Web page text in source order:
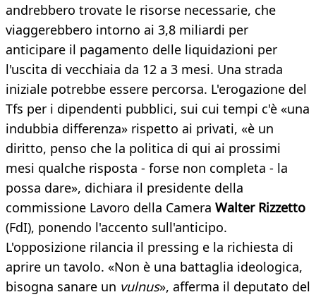
andrebbero trovate le risorse necessarie, che
viaggerebbero intorno ai 3,8 miliardi per
anticipare il pagamento delle liquidazioni per
l'uscita di vecchiaia da 12 a 3 mesi. Una strada
iniziale potrebbe essere percorsa. L'erogazione del
Tfs per i dipendenti pubblici, sui cui tempi c'è «una
indubbia differenza» rispetto ai privati, «è un
diritto, penso che la politica di qui ai prossimi
mesi qualche risposta - forse non completa - la
possa dare», dichiara il presidente della
commissione Lavoro della Camera Walter Rizzetto
(FdI), ponendo l'accento sull'anticipo.
L'opposizione rilancia il pressing e la richiesta di
aprire un tavolo. «Non è una battaglia ideologica,
bisogna sanare un vulnus», afferma il deputato del